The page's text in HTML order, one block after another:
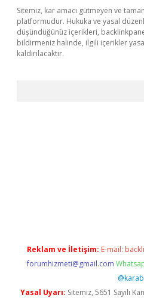
Sitemiz, kar amacı gütmeyen ve
platformudur. Hukuka ve yasal
düşündüğünüz içerikleri,
bildirmeniz halinde, ilgili içerikler
kaldırılacaktır.
Reklam ve İletişim: E-mail:
forumhizmeti@gmail.com
Yasal Uyarı: Sitemiz, 5651 Sayılı